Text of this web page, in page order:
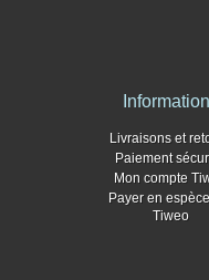
Livraisons et
Paiement
Mon compte
Payer en
Tiweo